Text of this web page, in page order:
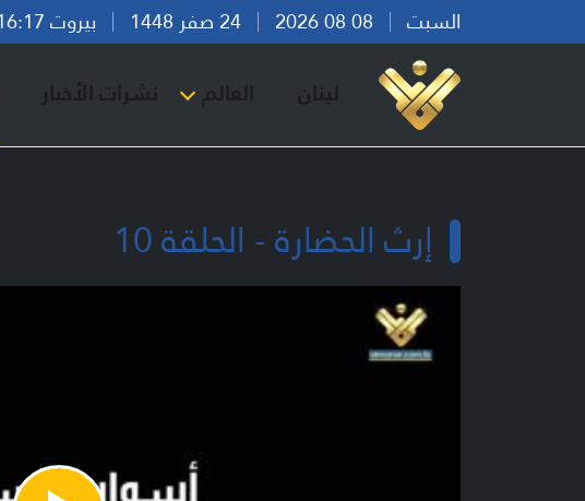
السبت بيروت 16:17
لبنان العالم نشرات الأخبار
إرث الحضارة - الحلقة 10